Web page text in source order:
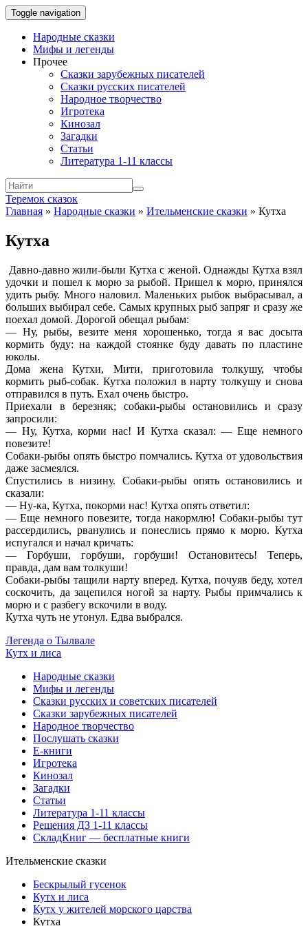
Toggle navigation
Народные сказки
Мифы и легенды
Прочее
Сказки зарубежных писателей
Сказки русских писателей
Народное творчество
Игротека
Кинозал
Загадки
Статьи
Литература 1-11 классы
Теремок сказок
Главная » Народные сказки » Ительменские сказки » Кутха
Кутха
Давно-давно жили-были Кутха с женой. Однажды Кутха взял
удочки и пошел к морю за рыбой. Пришел к морю, принялся
удить рыбу. Много наловил. Маленьких рыбок выбрасывал, а
больших выбирал себе. Самых крупных рыб запряг и сразу же
поехал домой. Дорогой обещал рыбам:
— Ну, рыбы, везите меня хорошенько, тогда я вас досыта
кормить буду: на каждой стоянке буду давать по пластине
юколы.
Дома жена Кутхи, Мити, приготовила толкушу, чтобы
кормить рыб-собак. Кутха положил в нарту толкушу и снова
отправился в путь. Ехал очень быстро.
Приехали в березняк; собаки-рыбы остановились и сразу
запросили:
— Ну, Кутха, корми нас! И Кутха сказал: — Еще немного
повезите!
Собаки-рыбы опять быстро помчались. Кутха от удовольствия
даже засмеялся.
Спустились в низину. Собаки-рыбы опять остановились и
сказали:
— Ну-ка, Кутха, покорми нас! Кутха опять ответил:
— Еще немного повезите, тогда накормлю! Собаки-рыбы тут
рассердились, рванулись и понеслись прямо к морю. Кутха
испугался и начал кричать:
— Горбуши, горбуши, горбуши! Остановитесь! Теперь,
правда, дам вам толкуши!
Собаки-рыбы тащили нарту вперед. Кутха, почуяв беду, хотел
соскочить, да зацепился ногой за нарту. Рыбы примчались к
морю и с разбегу вскочили в воду.
Кутха чуть не утонул. Едва выбрался.
Легенда о Тылвале
Кутх и лиса
Народные сказки
Мифы и легенды
Сказки русских и советских писателей
Сказки зарубежных писателей
Народное творчество
Послушать сказки
Е-книги
Игротека
Кинозал
Загадки
Статьи
Литература 1-11 классы
Решения ДЗ 1-11 классы
СкладКниг — бесплатные книги
Ительменские сказки
Бескрылый гусенок
Кутх и лиса
Кутх у жителей морского царства
Кутха